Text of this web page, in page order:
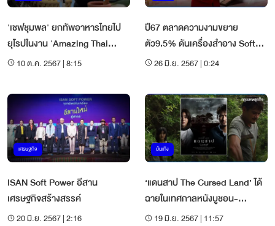
'เชฟชุมพล' ยกทัพอาหารไทยไป
ยุโรปในงาน 'Amazing Thai
Food Amazing Thailand'
10 ต.ค. 2567 | 8:15
ปี67 ตลาดความงามขยาย
ตัว9.5% ดันเครื่องสำอาง Soft
Powerของไทย
26 มิ.ย. 2567 | 0:24
เศรษฐกิจ
ISAN Soft Power อีสาน
เศรษฐกิจสร้างสรรค์
20 มิ.ย. 2567 | 2:16
บันเทิง
‘แดนสาป The Cursed Land’ ได้
ฉายในเทศกาลหนังบูชอน-
นิวยอร์ก
19 มิ.ย. 2567 | 11:57